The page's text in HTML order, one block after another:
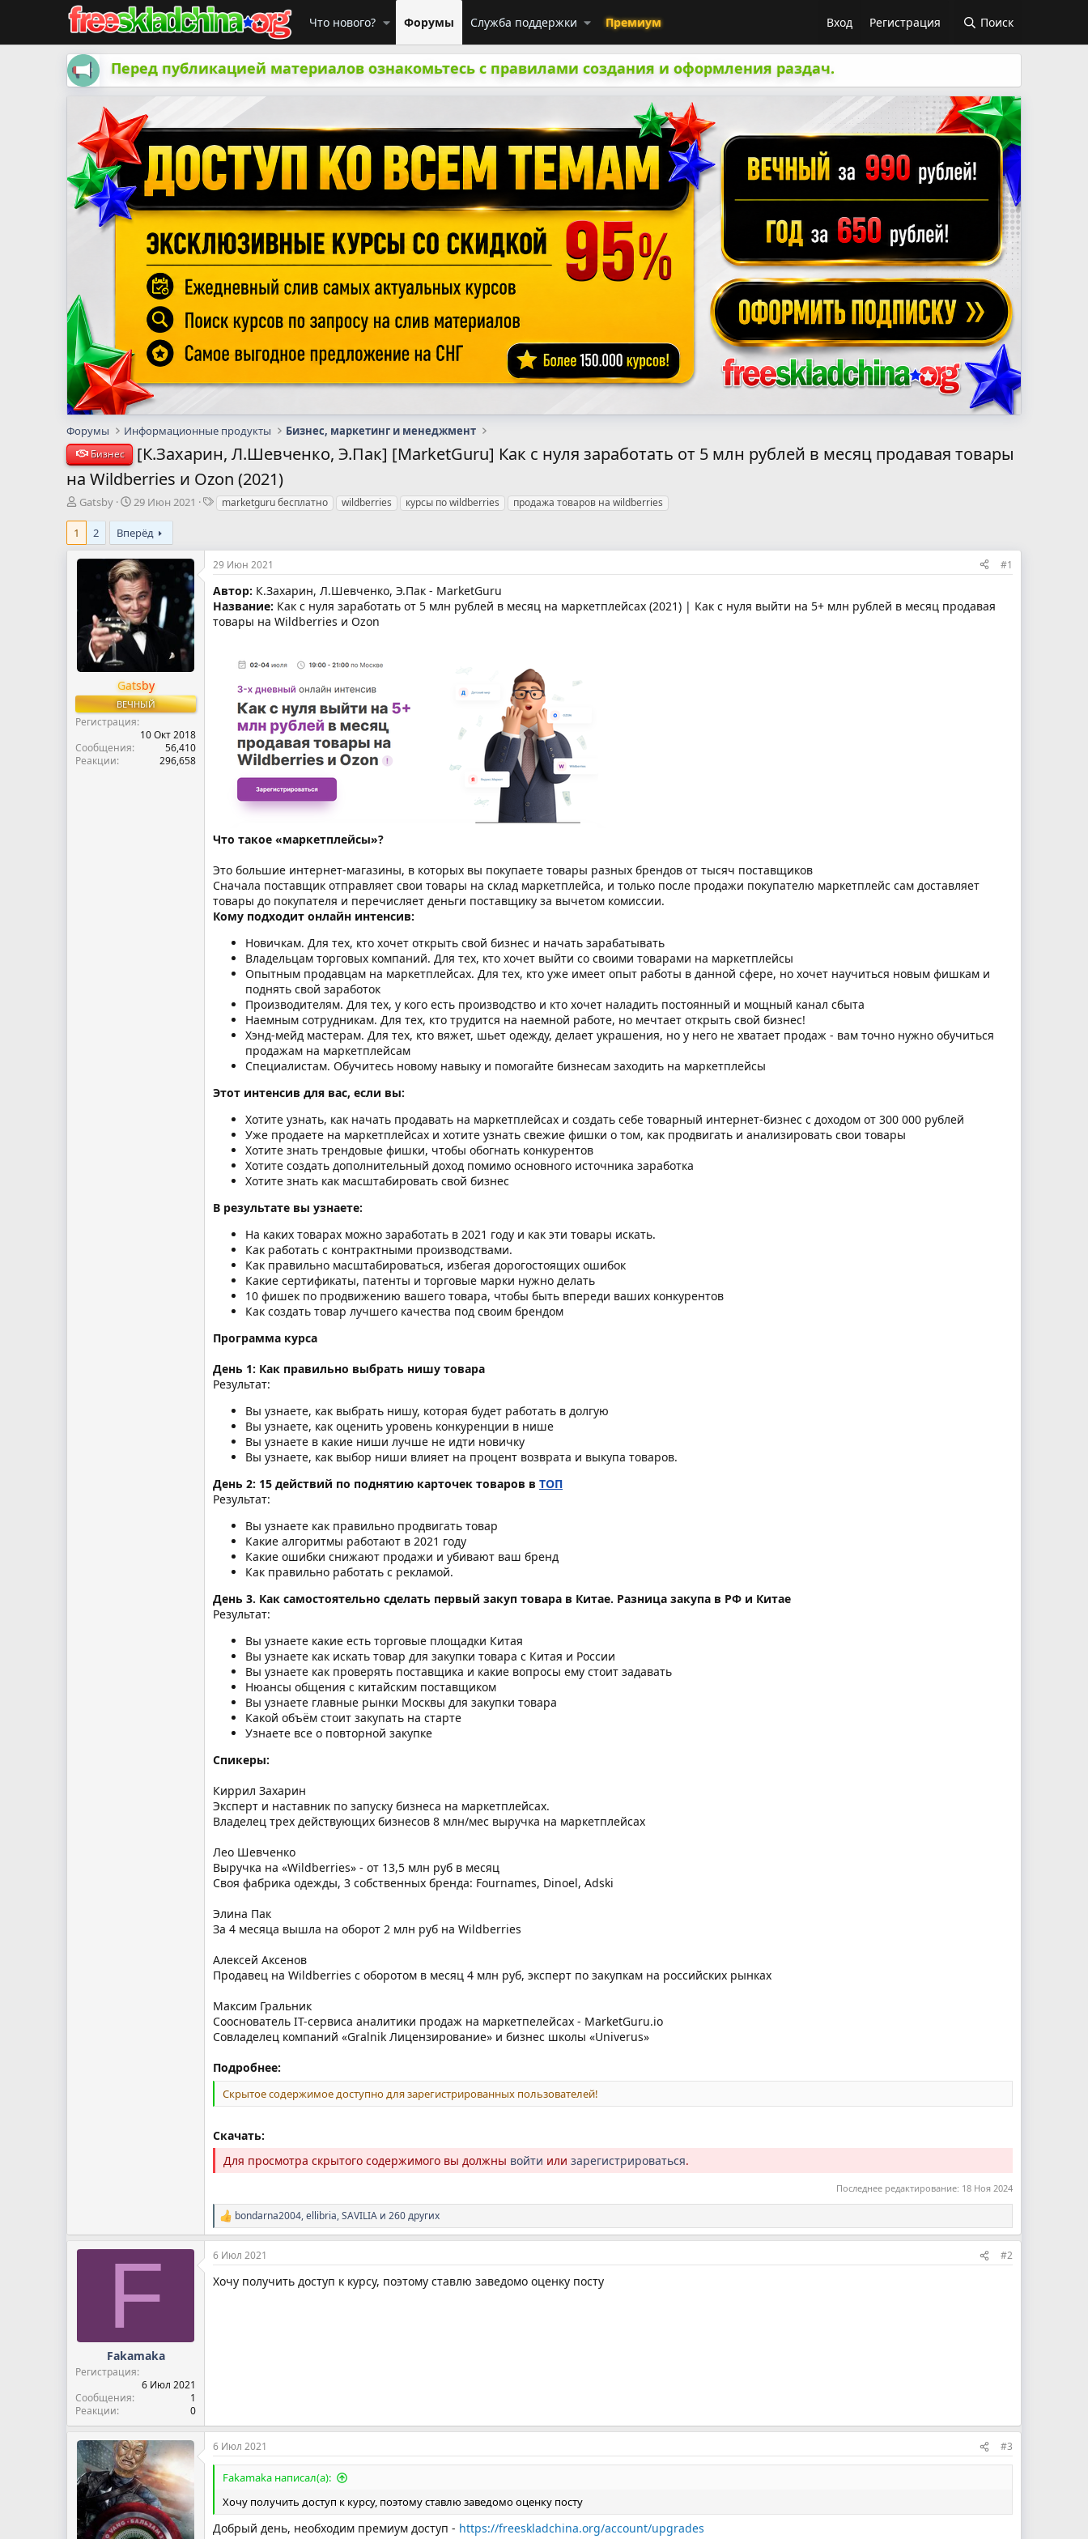
Что нового? Форумы Служба поддержки Премиум Вход Регистрация Поиск
Перед публикацией материалов ознакомьтесь с правилами создания и оформления раздач.
Форумы Информационные продукты Бизнес, маркетинг и менеджмент
Бизнес
[К.Захарин, Л.Шевченко, Э.Пак] [MarketGuru] Как с нуля заработать от 5 млн рублей в месяц продавая товары
на Wildberries и Ozon (2021)
А
о
р
Gatsby
Д
т
а
н
а
ч
а
л
а
29 Июн 2021
Тmarketguru бесплатно wildberries курсы по wildberries продажа товаров на wildberries
1 2 Вперёд
Gatsby
ВЕЧНЫЙ
Регистрация
10 Окт 2018
Сообщения
56,410
Реакции
296,658
29 Июн 2021 #1
Автор: К.Захарин, Л.Шевченко, Э.Пак - MarketGuru
Название: Как с нуля заработать от 5 млн рублей в месяц на маркетплейсах (2021) | Как с нуля выйти на 5+ млн рублей в месяц продавая
товары на Wildberries и Ozon
Что такое «маркетплейсы»?
Это большие интернет-магазины, в которых вы покупаете товары разных брендов от тысяч поставщиков
Сначала поставщик отправляет свои товары на склад маркетплейса, и только после продажи покупателю маркетплейс сам доставляет
товары до покупателя и перечисляет деньги поставщику за вычетом комиссии.
Кому подходит онлайн интенсив:
Новичкам. Для тех, кто хочет открыть свой бизнес и начать зарабатывать
Владельцам торговых компаний. Для тех, кто хочет выйти со своими товарами на маркетплейсы
Опытным продавцам на маркетплейсах. Для тех, кто уже имеет опыт работы в данной сфере, но хочет научиться новым фишкам и
поднять свой заработок
Производителям. Для тех, у кого есть производство и кто хочет наладить постоянный и мощный канал сбыта
Наемным сотрудникам. Для тех, кто трудится на наемной работе, но мечтает открыть свой бизнес!
Хэнд-мейд мастерам. Для тех, кто вяжет, шьет одежду, делает украшения, но у него не хватает продаж - вам точно нужно обучиться
продажам на маркетплейсам
Специалистам. Обучитесь новому навыку и помогайте бизнесам заходить на маркетплейсы
Этот интенсив для вас, если вы:
Хотите узнать, как начать продавать на маркетплейсах и создать себе товарный интернет-бизнес с доходом от 300 000 рублей
Уже продаете на маркетплейсах и хотите узнать свежие фишки о том, как продвигать и анализировать свои товары
Хотите знать трендовые фишки, чтобы обогнать конкурентов
Хотите создать дополнительный доход помимо основного источника заработка
Хотите знать как масштабировать свой бизнес
В результате вы узнаете:
На каких товарах можно заработать в 2021 году и как эти товары искать.
Как работать с контрактными производствами.
Как правильно масштабироваться, избегая дорогостоящих ошибок
Какие сертификаты, патенты и торговые марки нужно делать
10 фишек по продвижению вашего товара, чтобы быть впереди ваших конкурентов
Как создать товар лучшего качества под своим брендом
Программа курса
День 1: Как правильно выбрать нишу товара
Результат:
Вы узнаете, как выбрать нишу, которая будет работать в долгую
Вы узнаете, как оценить уровень конкуренции в нише
Вы узнаете в какие ниши лучше не идти новичку
Вы узнаете, как выбор ниши влияет на процент возврата и выкупа товаров.
День 2: 15 действий по поднятию карточек товаров в ТОП
Результат:
Вы узнаете как правильно продвигать товар
Какие алгоритмы работают в 2021 году
Какие ошибки снижают продажи и убивают ваш бренд
Как правильно работать с рекламой.
День 3. Как самостоятельно сделать первый закуп товара в Китае. Разница закупа в РФ и Китае
Результат:
Вы узнаете какие есть торговые площадки Китая
Вы узнаете как искать товар для закупки товара с Китая и России
Вы узнаете как проверять поставщика и какие вопросы ему стоит задавать
Нюансы общения с китайским поставщиком
Вы узнаете главные рынки Москвы для закупки товара
Какой объём стоит закупать на старте
Узнаете все о повторной закупке
Спикеры:
Киррил Захарин
Эксперт и наставник по запуску бизнеса на маркетплейсах.
Владелец трех действующих бизнесов 8 млн/мес выручка на маркетплейсах
Лео Шевченко
Выручка на «Wildberries» - от 13,5 млн руб в месяц
Своя фабрика одежды, 3 собственных бренда: Fournames, Dinoel, Adski
Элина Пак
За 4 месяца вышла на оборот 2 млн руб на Wildberries
Алексей Аксенов
Продавец на Wildberries с оборотом в месяц 4 млн руб, эксперт по закупкам на российских рынках
Максим Гральник
Сооснователь IT-сервиса аналитики продаж на маркетпелейсах - MarketGuru.io
Совладелец компаний «Gralnik Лицензирование» и бизнес школы «Univerus»
Подробнее:
Скрытое содержимое доступно для зарегистрированных пользователей!
Скачать:
Для просмотра скрытого содержимого вы должны войти или зарегистрироваться.
Последнее редактирование: 18 Ноя 2024
Р
е
к
и
bondarna2004,ellibria,SAVILIA и 260 других
F
Fakamaka
Регистрация
6 Июл 2021
Сообщения
1
Реакции
0
6 Июл 2021 #2
Хочу получить доступ к курсу, поэтому ставлю заведомо оценку посту
6 Июл 2021 #3
Fakamaka написал(а):
Хочу получить доступ к курсу, поэтому ставлю заведомо оценку посту
Добрый день, необходим премиум доступ - https://freeskladchina.org/account/upgrades